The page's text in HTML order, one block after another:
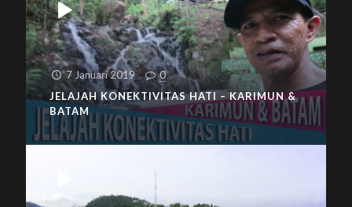
7 Januari 2019
0
JELAJAH KONEKTIVITAS HATI – KARIMUN &
BATAM